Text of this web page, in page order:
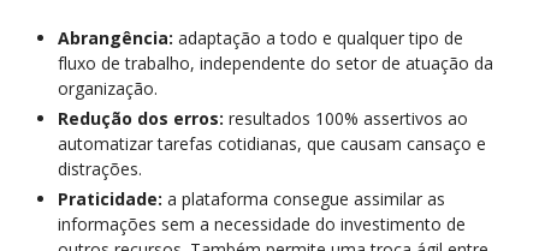
Abrangência: adaptação a todo e qualquer tipo de
fluxo de trabalho, independente do setor de atuação da
organização.
Redução dos erros: resultados 100% assertivos ao
automatizar tarefas cotidianas, que causam cansaço e
distrações.
Praticidade: a plataforma consegue assimilar as
informações sem a necessidade do investimento de